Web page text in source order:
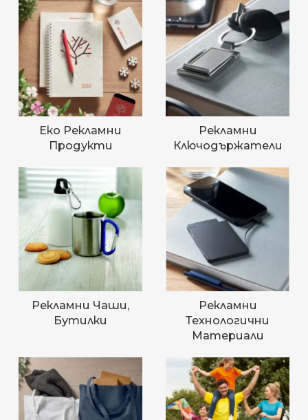
Еко Рекламни
Продукти
Рекламни
Ключодържатели
Рекламни Чаши,
Бутилки
Рекламни
Технологични
Материали